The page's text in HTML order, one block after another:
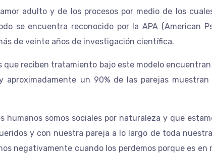
adulto y de los procesos por medio de los
se encuentra reconocido por la APA (American
de veinte años de investigación científica.
que reciben tratamiento bajo este modelo
aproximadamente un 90% de las parejas
humanos somos sociales por naturaleza y que
y con nuestra pareja a lo largo de toda
negativamente cuando los perdemos porque es